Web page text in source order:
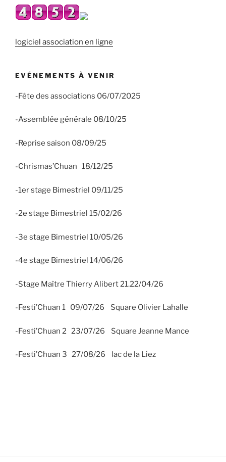
logiciel association en ligne
EVÉNEMENTS À VENIR
-Fête des associations 06/07/2025
-Assemblée générale 08/10/25
-Reprise saison 08/09/25
-Chrismas’Chuan 18/12/25
-1er stage Bimestriel 09/11/25
-2e stage Bimestriel 15/02/26
-3e stage Bimestriel 10/05/26
-4e stage Bimestriel 14/06/26
-Stage Maître Thierry Alibert 21.22/04/26
-Festi’Chuan 1 09/07/26 Square Olivier Lahalle
-Festi’Chuan 2 23/07/26 Square Jeanne Mance
-Festi’Chuan 3 27/08/26 lac de la Liez